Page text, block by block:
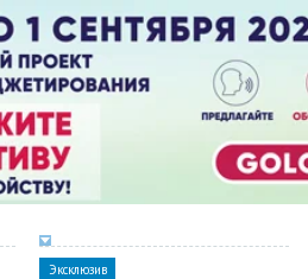
Эксклюзив